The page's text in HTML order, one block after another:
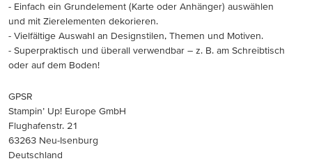
- Einfach ein Grundelement (Karte oder Anhänger) auswählen
und mit Zierelementen dekorieren.
- Vielfältige Auswahl an Designstilen, Themen und Motiven.
- Superpraktisch und überall verwendbar – z. B. am Schreibtisch
oder auf dem Boden!
GPSR
Stampin’ Up! Europe GmbH
Flughafenstr. 21
63263 Neu-Isenburg
Deutschland